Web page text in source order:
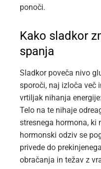
ponoči.
Kako sladkor
spanja
Sladkor poveča nivo
sporoči, naj izloča več
vrtiljak nihanja
Telo na te nihaje
stresnega hormona, ki
hormonski odziv se
privede do
obračanja in težav z